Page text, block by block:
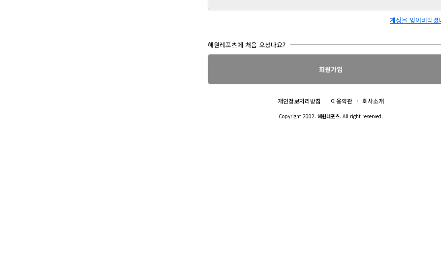
계정을 잊어버리셨
해원레포츠에 처음 오셨나요?
회원가입
개인정보처리방침 이용약관 회사소개
Copyright 2002. 해원레포츠. All right reserved.